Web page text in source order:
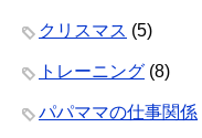
クリスマス (5)
トレーニング (8)
パパママの仕事関係